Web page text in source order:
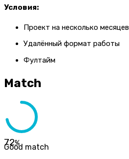
Условия:
Проект на несколько месяцев
Удалённый формат работы
Фултайм
Match
72%
Good match